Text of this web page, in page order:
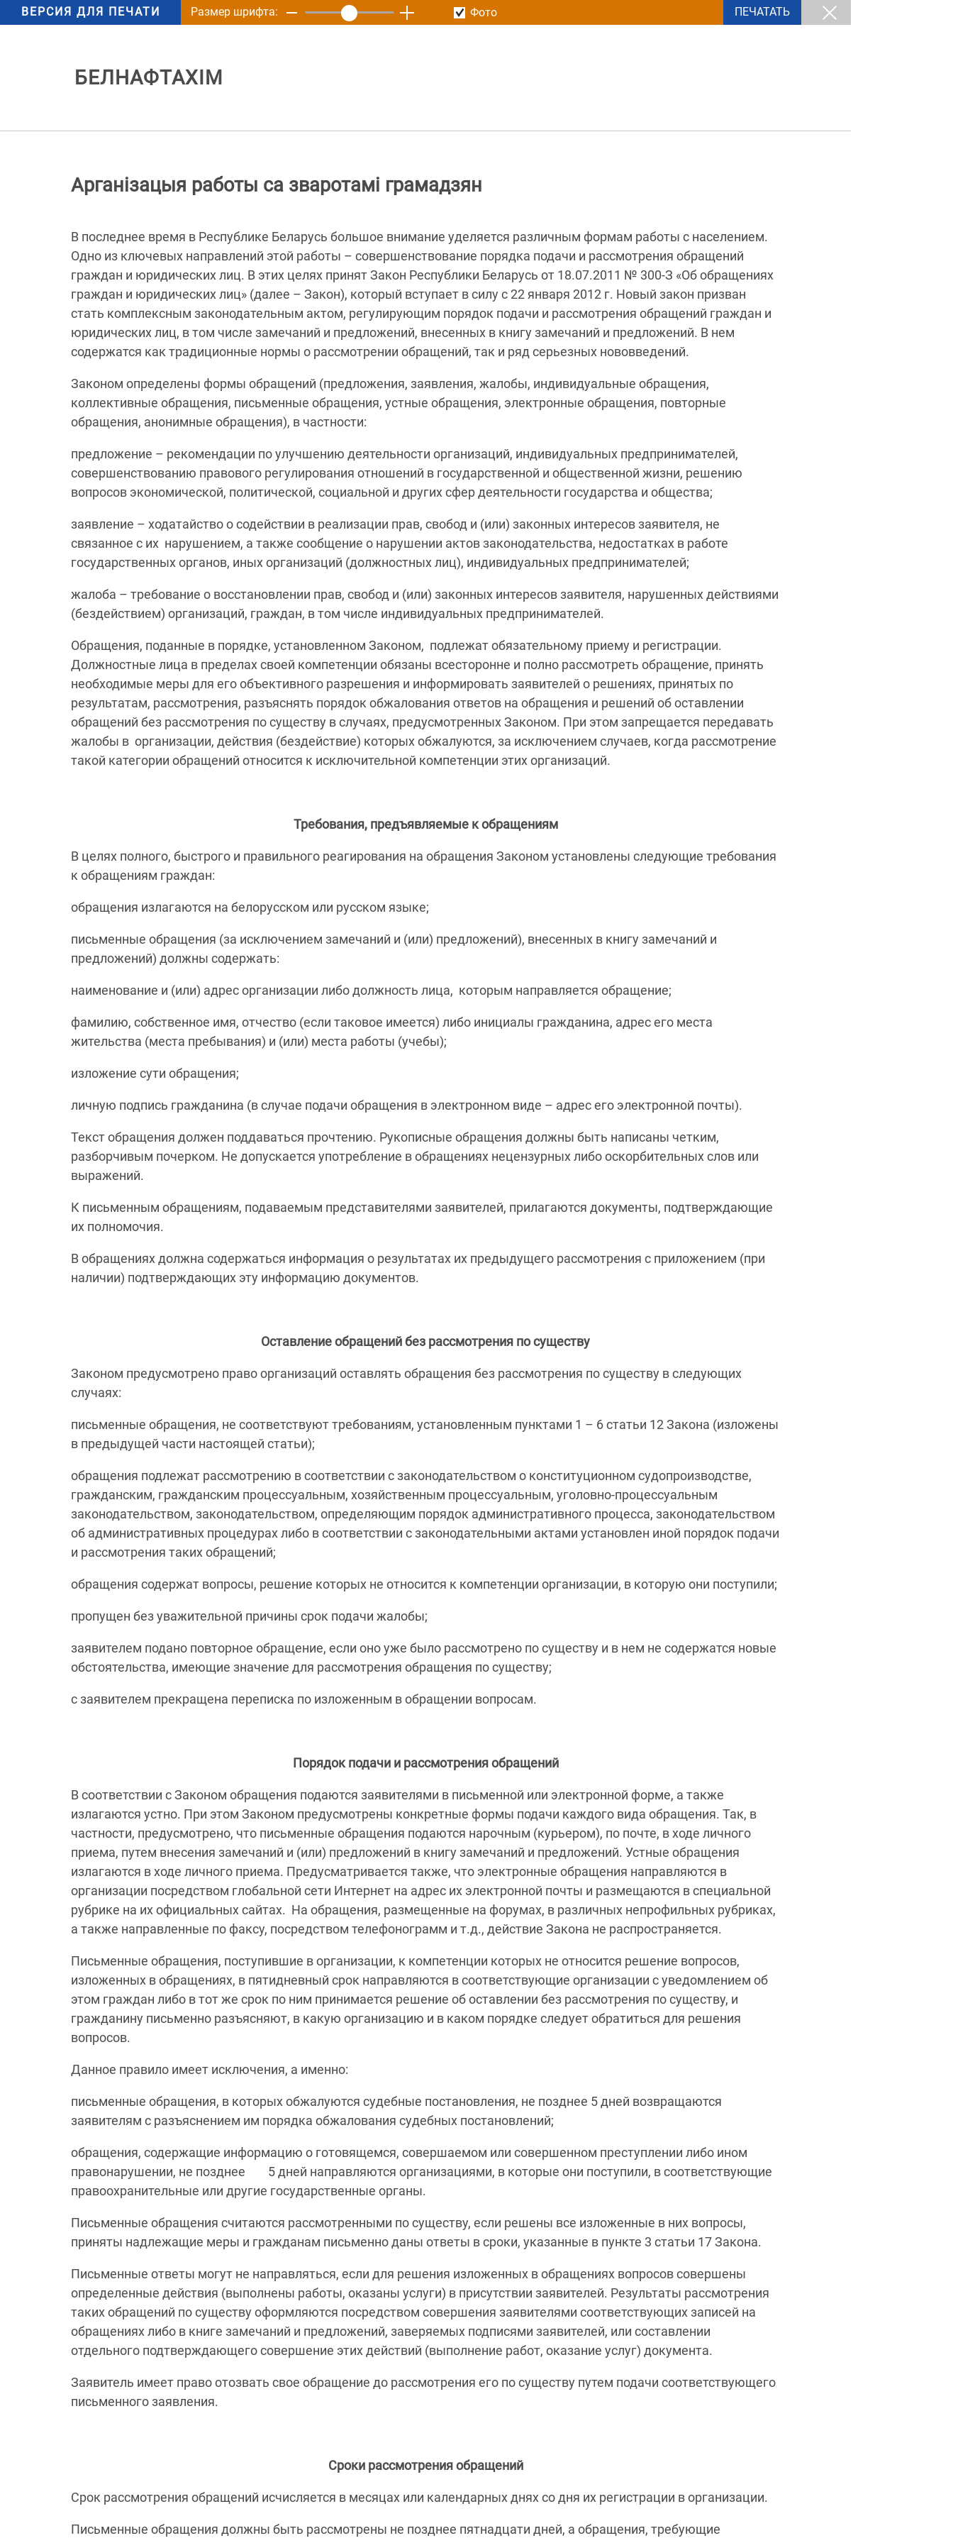
ВЕРСИЯ ДЛЯ ПЕЧАТИ Размер шрифта: Фото ПЕЧАТАТЬ
БЕЛНАФТАХІМ
Арганізацыя работы са зваротамі грамадзян
В последнее время в Республике Беларусь большое внимание уделяется различным формам работы с населением.
Одно из ключевых направлений этой работы – совершенствование порядка подачи и рассмотрения обращений
граждан и юридических лиц. В этих целях принят Закон Республики Беларусь от 18.07.2011 № 300-З «Об обращениях
граждан и юридических лиц» (далее – Закон), который вступает в силу с 22 января 2012 г. Новый закон призван
стать комплексным законодательным актом, регулирующим порядок подачи и рассмотрения обращений граждан и
юридических лиц, в том числе замечаний и предложений, внесенных в книгу замечаний и предложений. В нем
содержатся как традиционные нормы о рассмотрении обращений, так и ряд серьезных нововведений.
Законом определены формы обращений (предложения, заявления, жалобы, индивидуальные обращения,
коллективные обращения, письменные обращения, устные обращения, электронные обращения, повторные
обращения, анонимные обращения), в частности:
предложение – рекомендации по улучшению деятельности организаций, индивидуальных предпринимателей,
совершенствованию правового регулирования отношений в государственной и общественной жизни, решению
вопросов экономической, политической, социальной и других сфер деятельности государства и общества;
заявление – ходатайство о содействии в реализации прав, свобод и (или) законных интересов заявителя, не
связанное с их нарушением, а также сообщение о нарушении актов законодательства, недостатках в работе
государственных органов, иных организаций (должностных лиц), индивидуальных предпринимателей;
жалоба – требование о восстановлении прав, свобод и (или) законных интересов заявителя, нарушенных действиями
(бездействием) организаций, граждан, в том числе индивидуальных предпринимателей.
Обращения, поданные в порядке, установленном Законом, подлежат обязательному приему и регистрации.
Должностные лица в пределах своей компетенции обязаны всесторонне и полно рассмотреть обращение, принять
необходимые меры для его объективного разрешения и информировать заявителей о решениях, принятых по
результатам, рассмотрения, разъяснять порядок обжалования ответов на обращения и решений об оставлении
обращений без рассмотрения по существу в случаях, предусмотренных Законом. При этом запрещается передавать
жалобы в организации, действия (бездействие) которых обжалуются, за исключением случаев, когда рассмотрение
такой категории обращений относится к исключительной компетенции этих организаций.
Требования, предъявляемые к обращениям
В целях полного, быстрого и правильного реагирования на обращения Законом установлены следующие требования
к обращениям граждан:
обращения излагаются на белорусском или русском языке;
письменные обращения (за исключением замечаний и (или) предложений), внесенных в книгу замечаний и
предложений) должны содержать:
наименование и (или) адрес организации либо должность лица, которым направляется обращение;
фамилию, собственное имя, отчество (если таковое имеется) либо инициалы гражданина, адрес его места
жительства (места пребывания) и (или) места работы (учебы);
изложение сути обращения;
личную подпись гражданина (в случае подачи обращения в электронном виде – адрес его электронной почты).
Текст обращения должен поддаваться прочтению. Рукописные обращения должны быть написаны четким,
разборчивым почерком. Не допускается употребление в обращениях нецензурных либо оскорбительных слов или
выражений.
К письменным обращениям, подаваемым представителями заявителей, прилагаются документы, подтверждающие
их полномочия.
В обращениях должна содержаться информация о результатах их предыдущего рассмотрения с приложением (при
наличии) подтверждающих эту информацию документов.
Оставление обращений без рассмотрения по существу
Законом предусмотрено право организаций оставлять обращения без рассмотрения по существу в следующих
случаях:
письменные обращения, не соответствуют требованиям, установленным пунктами 1 – 6 статьи 12 Закона (изложены
в предыдущей части настоящей статьи);
обращения подлежат рассмотрению в соответствии с законодательством о конституционном судопроизводстве,
гражданским, гражданским процессуальным, хозяйственным процессуальным, уголовно-процессуальным
законодательством, законодательством, определяющим порядок административного процесса, законодательством
об административных процедурах либо в соответствии с законодательными актами установлен иной порядок подачи
и рассмотрения таких обращений;
обращения содержат вопросы, решение которых не относится к компетенции организации, в которую они поступили;
пропущен без уважительной причины срок подачи жалобы;
заявителем подано повторное обращение, если оно уже было рассмотрено по существу и в нем не содержатся новые
обстоятельства, имеющие значение для рассмотрения обращения по существу;
с заявителем прекращена переписка по изложенным в обращении вопросам.
Порядок подачи и рассмотрения обращений
В соответствии с Законом обращения подаются заявителями в письменной или электронной форме, а также
излагаются устно. При этом Законом предусмотрены конкретные формы подачи каждого вида обращения. Так, в
частности, предусмотрено, что письменные обращения подаются нарочным (курьером), по почте, в ходе личного
приема, путем внесения замечаний и (или) предложений в книгу замечаний и предложений. Устные обращения
излагаются в ходе личного приема. Предусматривается также, что электронные обращения направляются в
организации посредством глобальной сети Интернет на адрес их электронной почты и размещаются в специальной
рубрике на их официальных сайтах. На обращения, размещенные на форумах, в различных непрофильных рубриках,
а также направленные по факсу, посредством телефонограмм и т.д., действие Закона не распространяется.
Письменные обращения, поступившие в организации, к компетенции которых не относится решение вопросов,
изложенных в обращениях, в пятидневный срок направляются в соответствующие организации с уведомлением об
этом граждан либо в тот же срок по ним принимается решение об оставлении без рассмотрения по существу, и
гражданину письменно разъясняют, в какую организацию и в каком порядке следует обратиться для решения
вопросов.
Данное правило имеет исключения, а именно:
письменные обращения, в которых обжалуются судебные постановления, не позднее 5 дней возвращаются
заявителям с разъяснением им порядка обжалования судебных постановлений;
обращения, содержащие информацию о готовящемся, совершаемом или совершенном преступлении либо ином
правонарушении, не позднее 5 дней направляются организациями, в которые они поступили, в соответствующие
правоохранительные или другие государственные органы.
Письменные обращения считаются рассмотренными по существу, если решены все изложенные в них вопросы,
приняты надлежащие меры и гражданам письменно даны ответы в сроки, указанные в пункте 3 статьи 17 Закона.
Письменные ответы могут не направляться, если для решения изложенных в обращениях вопросов совершены
определенные действия (выполнены работы, оказаны услуги) в присутствии заявителей. Результаты рассмотрения
таких обращений по существу оформляются посредством совершения заявителями соответствующих записей на
обращениях либо в книге замечаний и предложений, заверяемых подписями заявителей, или составлении
отдельного подтверждающего совершение этих действий (выполнение работ, оказание услуг) документа.
Заявитель имеет право отозвать свое обращение до рассмотрения его по существу путем подачи соответствующего
письменного заявления.
Сроки рассмотрения обращений
Срок рассмотрения обращений исчисляется в месяцах или календарных днях со дня их регистрации в организации.
Письменные обращения должны быть рассмотрены не позднее пятнадцати дней, а обращения, требующие